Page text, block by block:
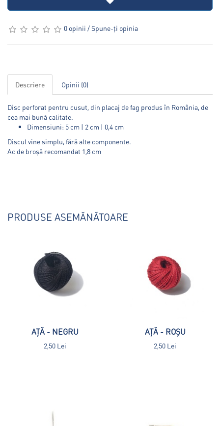
0 opinii /Spune-ţi opinia
Descriere Opinii (0)
Disc perforat pentru cusut, din placaj de fag produs în România, de
cea mai bună calitate.
Dimensiuni: 5 cm | 2 cm | 0,4 cm
Discul vine simplu, fără alte componente.
Ac de broșă recomandat 1,8 cm
PRODUSE ASEMĂNĂTOARE
AȚĂ - NEGRU
2,50 Lei
AȚĂ - ROȘU
2,50 Lei